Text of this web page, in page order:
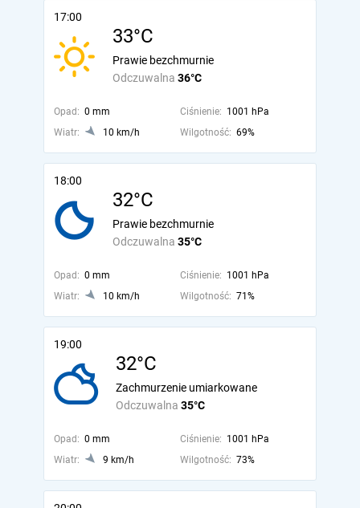
17:00
33°C
Odczuwalna 36°C
Prawie bezchmurnie
Opad: 0 mm Ciśnienie: 1001 hPa
Wiatr:
10 km/h Wilgotność: 69%
18:00
32°C
Odczuwalna 35°C
Prawie bezchmurnie
Opad: 0 mm Ciśnienie: 1001 hPa
Wiatr:
10 km/h Wilgotność: 71%
19:00
32°C
Odczuwalna 35°C
Zachmurzenie umiarkowane
Opad: 0 mm Ciśnienie: 1001 hPa
Wiatr:
9 km/h Wilgotność: 73%